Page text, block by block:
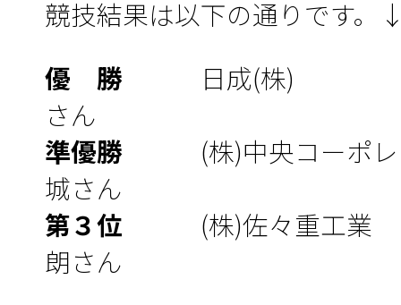
競技結果は以下の通りです。
優 勝
日成(
さん
準優勝 (株)中央コー
城さん
第３位 (株)佐々重
朗さん